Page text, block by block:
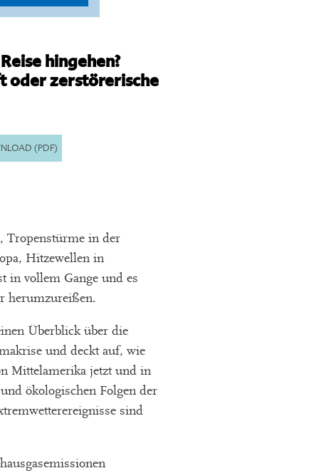
hingehen?
oder zerstörerische
(PDF)
Tropenstürme in der
Hitzewellen in
in vollem Gange und es
herumzureißen.
Überblick über die
und deckt auf, wie
Mittelamerika jetzt und in
ökologischen Folgen der
sind